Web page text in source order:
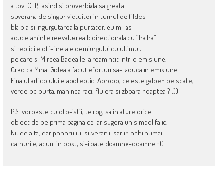
a tov. CTP, lasind si proverbiala sa greata
suverana de singur vietuitor in turnul de fildes
bla bla si ingurgutarea la purtator, eu mi-as
aduce aminte reevaluarea bidirectionala cu “ha ha”
si replicile off-line ale demiurgului cu ultimul,
pe care si Mircea Badea le-a reamintit intr-o emisiune.
Cred ca Mihai Gidea a facut eforturi sa-l aduca in emisiune.
Finalul articolului e apoteotic. Apropo, ce este galben pe spate,
verde pe burta, maninca raci, fluiera si zboara noaptea ? :))
P.S. vorbeste cu dtp-istii, te rog, sa inlature orice
obiect de pe prima pagina ce-ar sugera un simbol falic.
Nu de alta, dar poporului-suveran ii sar in ochi numai
carnurile, acum in post, si-i bate doamne-doamne :))